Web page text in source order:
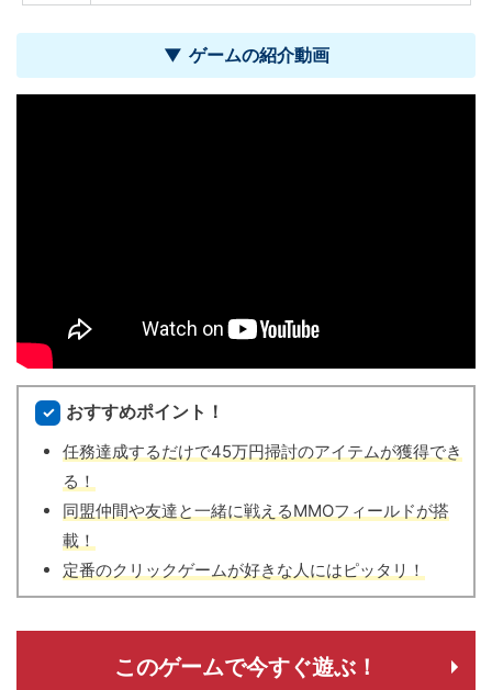
ゲームの紹介動画
おすすめポイント！
任務達成するだけで45万円掃討のアイテムが獲得でき
る！
同盟仲間や友達と一緒に戦えるMMOフィールドが搭
載！
定番のクリックゲームが好きな人にはピッタリ！
このゲームで今すぐ遊ぶ！